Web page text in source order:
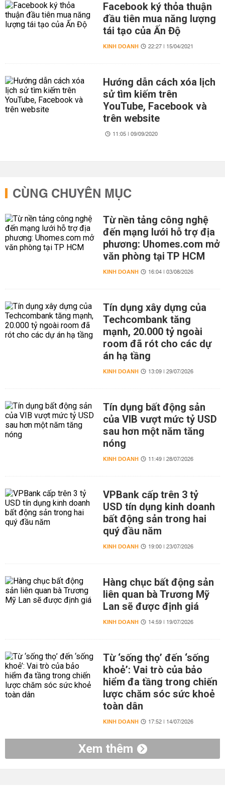
Facebook ký thỏa thuận
đầu tiên mua năng lượng
tái tạo của Ấn Độ
KINH DOANH 22:27 | 15/04/2021
Hướng dẫn cách xóa lịch
sử tìm kiếm trên
YouTube, Facebook và
trên website
11:05 | 09/09/2020
CÙNG CHUYÊN MỤC
Từ nền tảng công nghệ
đến mạng lưới hỗ trợ địa
phương: Uhomes.com mở
văn phòng tại TP HCM
KINH DOANH 16:04 | 03/08/2026
Tín dụng xây dựng của
Techcombank tăng
mạnh, 20.000 tỷ ngoài
room đã rót cho các dự
án hạ tầng
KINH DOANH 13:09 | 29/07/2026
Tín dụng bất động sản
của VIB vượt mức tỷ USD
sau hơn một năm tăng
nóng
KINH DOANH 11:49 | 28/07/2026
VPBank cấp trên 3 tỷ
USD tín dụng kinh doanh
bất động sản trong hai
quý đầu năm
KINH DOANH 19:00 | 23/07/2026
Hàng chục bất động sản
liên quan bà Trương Mỹ
Lan sẽ được định giá
KINH DOANH 14:59 | 19/07/2026
Từ ‘sống thọ’ đến ‘sống
khoẻ’: Vai trò của bảo
hiểm đa tầng trong chiến
lược chăm sóc sức khoẻ
toàn dân
KINH DOANH 17:52 | 14/07/2026
Xem thêm